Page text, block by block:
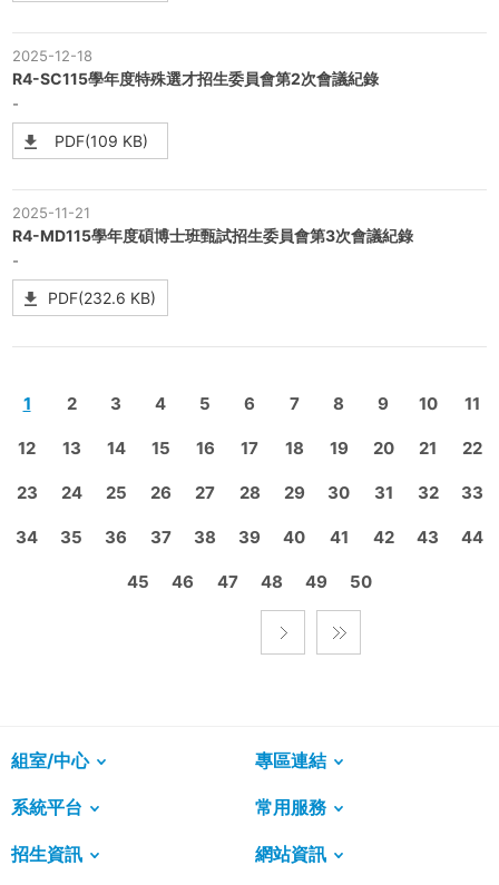
2025-12-18
R4-SC115學年度特殊選才招生委員會第2次會議紀錄
-
PDF(109 KB)
2025-11-21
R4-MD115學年度碩博士班甄試招生委員會第3次會議紀錄
-
PDF(232.6 KB)
1 2 3 4 5 6 7 8 9 10 11
12 13 14 15 16 17 18 19 20 21 22
23 24 25 26 27 28 29 30 31 32 33
34 35 36 37 38 39 40 41 42 43 44
45 46 47 48 49 50
組室/中心 專區連結
系統平台 常用服務
招生資訊 網站資訊